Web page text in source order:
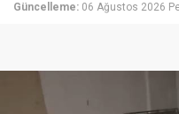
Güncelleme: 06 Ağustos 2026